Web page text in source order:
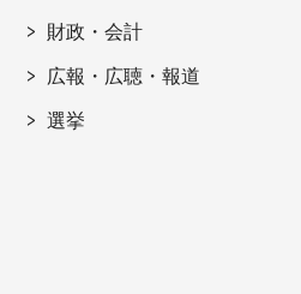
財政・会計
広報・広聴・報道
選挙